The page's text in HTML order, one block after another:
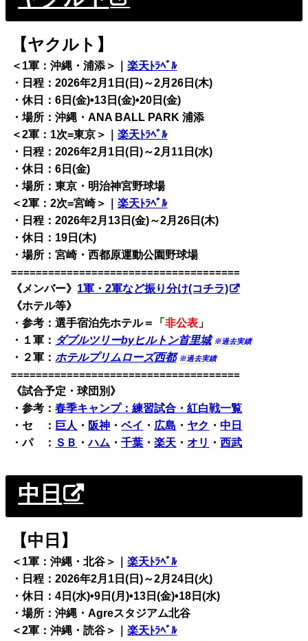
【ヤクルト】
＜1軍：沖縄・浦添＞｜楽天ﾄﾗﾍﾞﾙ
・日程：2026年2月1日(日)～2月26日(木)
・休日：6日(金)•13日(金)•20日(金)
・場所：沖縄・ANA BALL PARK 浦添
＜2軍：1次=東京＞｜楽天ﾄﾗﾍﾞﾙ
・日程：2026年2月1日(日)～2月11日(水)
・休日：6日(金)
・場所：東京・明治神宮野球場
＜2軍：2次=宮崎＞｜楽天ﾄﾗﾍﾞﾙ
・日程：2026年2月13日(金)～2月26日(木)
・休日：19日(木)
・場所：宮崎・西都原運動公園野球場
=====================================
《メンバー》 1軍・2軍など振り分け(コチラ)
《ホテル等》
・参考：選手宿泊先ホテル＝「非公表 」
・１軍： ダブルツリーbyヒルトン首里城 ※過去実績
・２軍：ホテルプリムローズ西都 ※過去実績
=====================================
《試合予定・球団別》
・参考：春季キャンプ：練習試合・紅白戦一覧
・セ ： 巨人 ・ 阪神 ・ベイ ・ 広島 ・ ヤク ・中日
・パ ： ＳＢ ・ハム ・千葉 ・楽天 ・オリ ・西武
中日
【中日】
＜1軍：沖縄・北谷＞｜楽天ﾄﾗﾍﾞﾙ
・日程：2026年2月1日(日)～2月24日(火)
・休日：4日(水)•9日(月)•13日(金)•18日(水)
・場所：沖縄・Agreスタジアム北谷
＜2軍：沖縄・読谷＞｜楽天ﾄﾗﾍﾞﾙ